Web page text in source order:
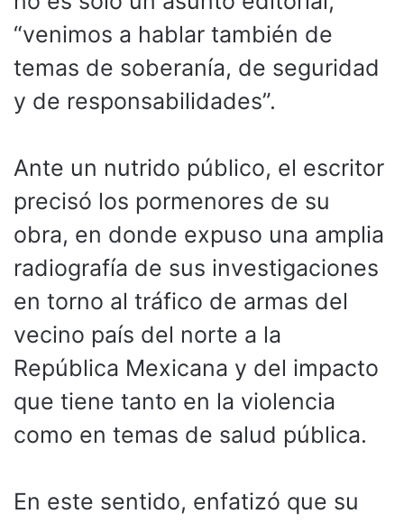
“venimos a hablar también de
temas de soberanía, de seguridad
y de responsabilidades”.
Ante un nutrido público, el escritor
precisó los pormenores de su
obra, en donde expuso una amplia
radiografía de sus investigaciones
en torno al tráfico de armas del
vecino país del norte a la
República Mexicana y del impacto
que tiene tanto en la violencia
como en temas de salud pública.
En este sentido, enfatizó que su